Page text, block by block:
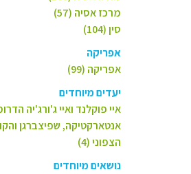
מרכז אסיה (57)
סין (104)
אפריקה
אפריקה (99)
יעדים מיוחדים
איי פוקלנד ואיי ג'ורג'יה
אנטארקטיקה, שפיצברגן
הצפוני (4)
נושאים מיוחדים